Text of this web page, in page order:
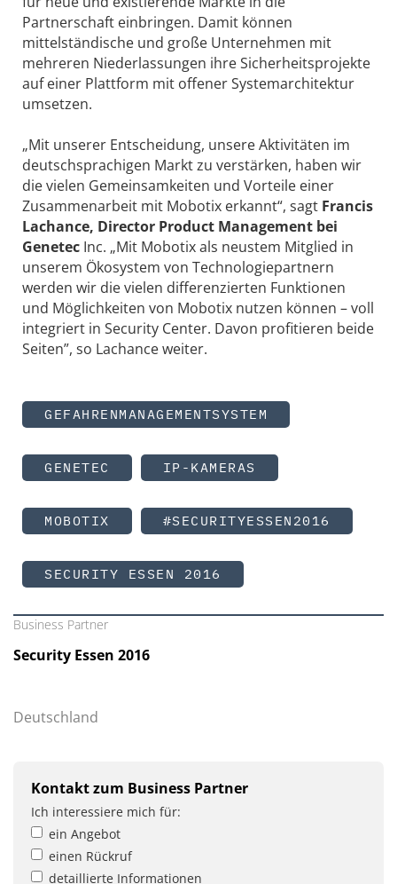
Partnerschaft einbringen. Damit können
mittelständische und große Unternehmen mit
mehreren Niederlassungen ihre Sicherheitsprojekte
auf einer Plattform mit offener Systemarchitektur
umsetzen.
„Mit unserer Entscheidung, unsere Aktivitäten im
deutschsprachigen Markt zu verstärken, haben wir
die vielen Gemeinsamkeiten und Vorteile einer
Zusammenarbeit mit Mobotix erkannt“, sagt Francis
Lachance, Director Product Management bei
Genetec Inc. „Mit Mobotix als neustem Mitglied in
unserem Ökosystem von Technologiepartnern
werden wir die vielen differenzierten Funktionen
und Möglichkeiten von Mobotix nutzen können – voll
integriert in Security Center. Davon profitieren beide
Seiten”, so Lachance weiter.
GEFAHRENMANAGEMENTSYSTEM
GENETEC IP-KAMERAS
MOBOTIX #SECURITYESSEN2016
SECURITY ESSEN 2016
Business Partner
Security Essen 2016
Deutschland
Kontakt zum Business Partner
Ich interessiere mich für:
ein Angebot
einen Rückruf
detaillierte Informationen